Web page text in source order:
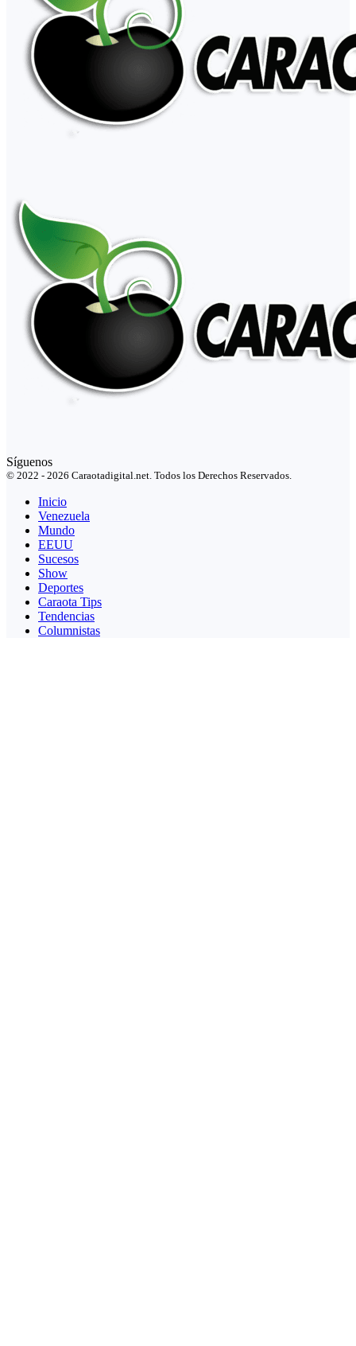
Síguenos
© 2022 - 2026 Caraotadigital.net. Todos los Derechos Reservados.
Inicio
Venezuela
Mundo
EEUU
Sucesos
Show
Deportes
Caraota Tips
Tendencias
Columnistas